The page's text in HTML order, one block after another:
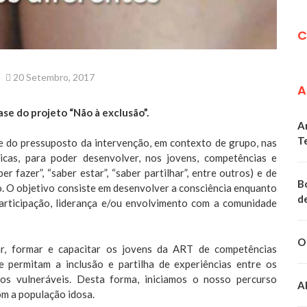
20 Setembro, 2017
do projeto “Não à exclusão”.
pressuposto da intervenção, em contexto de grupo, nas
para poder desenvolver, nos jovens, competências e
fazer”, “saber estar”, “saber partilhar”, entre outros) e de
O objetivo consiste em desenvolver a consciência enquanto
liderança e/ou envolvimento com a comunidade
formar e capacitar os jovens da ART de competências
permitam a inclusão e partilha de experiências entre os
vulneráveis. Desta forma, iniciamos o nosso percurso
a população idosa.